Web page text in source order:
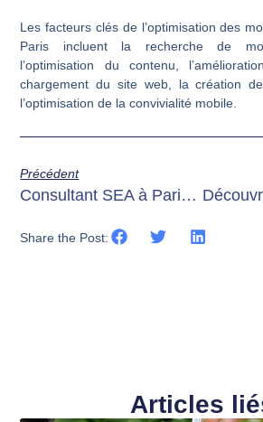
Les facteurs clés de l’optimisation des
Paris incluent la recherche de
l’optimisation du contenu,
chargement du site web, la création
l’optimisation de la convivialité mobile.
Précédent
Consultant SEA à Paris: Maximisez votre visibilité en ligne
Share the Post:
Articles